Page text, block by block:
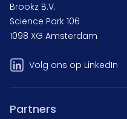
Brookz B.V.
Science Park 106
1098 XG Amsterdam
Volg ons op LinkedIn
Partners